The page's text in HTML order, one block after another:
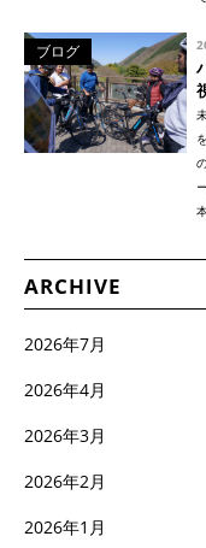
ブログ
ARCHIVE
2026年7月
2026年4月
2026年3月
2026年2月
2026年1月